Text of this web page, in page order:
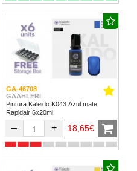
GA-46708
GAAHLERI
Pintura Kaleido K043 Azul mate.
Rapidair 6x20ml
– + 18,65€